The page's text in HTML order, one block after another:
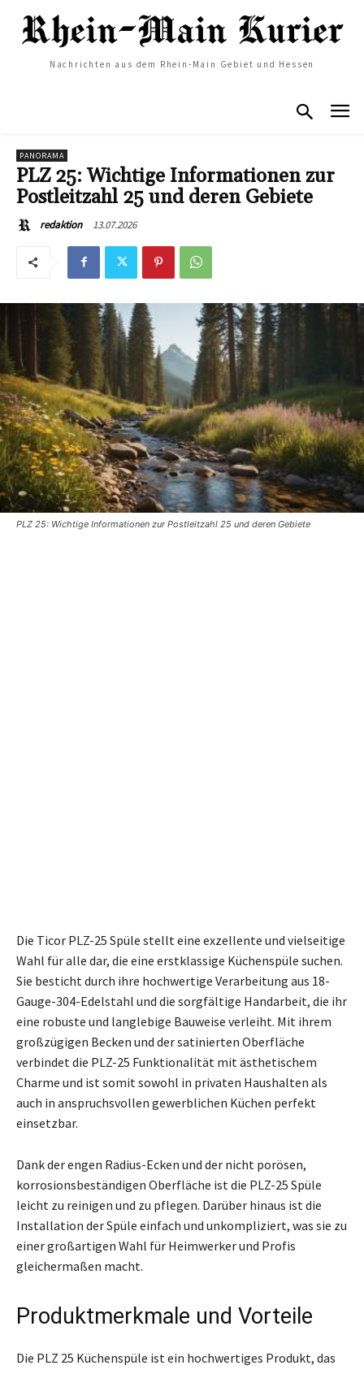
Nachrichten aus dem Rhein-Main Gebiet und Hessen
PANORAMA
PLZ 25: Wichtige Informationen zur
Postleitzahl 25 und deren Gebiete
redaktion 13.07.2026
PLZ 25: Wichtige Informationen zur Postleitzahl 25 und deren Gebiete
Die Ticor PLZ-25 Spüle stellt eine exzellente und vielseitige
Wahl für alle dar, die eine erstklassige Küchenspüle suchen.
Sie besticht durch ihre hochwertige Verarbeitung aus 18-
Gauge-304-Edelstahl und die sorgfältige Handarbeit, die ihr
eine robuste und langlebige Bauweise verleiht. Mit ihrem
großzügigen Becken und der satinierten Oberfläche
verbindet die PLZ-25 Funktionalität mit ästhetischem
Charme und ist somit sowohl in privaten Haushalten als
auch in anspruchsvollen gewerblichen Küchen perfekt
einsetzbar.
Dank der engen Radius-Ecken und der nicht porösen,
korrosionsbeständigen Oberfläche ist die PLZ-25 Spüle
leicht zu reinigen und zu pflegen. Darüber hinaus ist die
Installation der Spüle einfach und unkompliziert, was sie zu
einer großartigen Wahl für Heimwerker und Profis
gleichermaßen macht.
Produktmerkmale und Vorteile
Die PLZ 25 Küchenspüle ist ein hochwertiges Produkt, das